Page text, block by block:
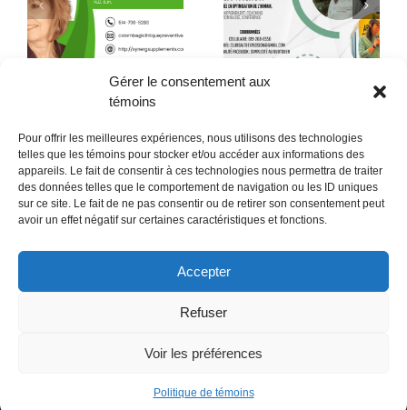
Gérer le consentement aux
témoins
Pour offrir les meilleures expériences, nous utilisons des technologies
telles que les témoins pour stocker et/ou accéder aux informations des
appareils. Le fait de consentir à ces technologies nous permettra de traiter
des données telles que le comportement de navigation ou les ID uniques
sur ce site. Le fait de ne pas consentir ou de retirer son consentement peut
avoir un effet négatif sur certaines caractéristiques et fonctions.
Accepter
Refuser
Voir les préférences
Politique de témoins
Quand la conscience
fait son chemin jusque
dans l’assiette !
Quelques citations de
Neale Donald Walsch
POLITIQUE CONFIDENTIALITÉES
Politique de témoins (CA)
Copyright 2018- Revue Ma Julie | Tout droit Réservé | Copyright @